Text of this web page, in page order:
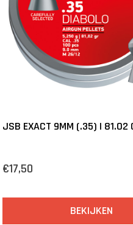
JSB EXACT 9MM (.35) | 81.02
€17,50
BEKIJKEN